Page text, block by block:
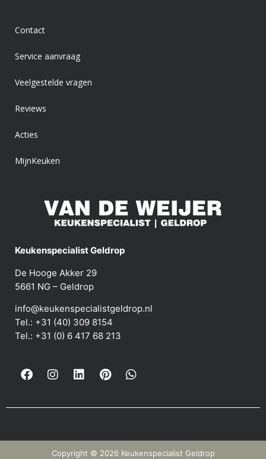
Contact
Service aanvraag
Veelgestelde vragen
Reviews
Acties
MijnKeuken
Keukenspecialist Geldrop
De Hooge Akker 29
5661 NG – Geldrop
info@keukenspecialistgeldrop.nl
Tel.: +31 (40) 309 8154
Tel.: +31 (0) 6 417 68 213
Copyright © 2026 Keukenspecialist Geldrop